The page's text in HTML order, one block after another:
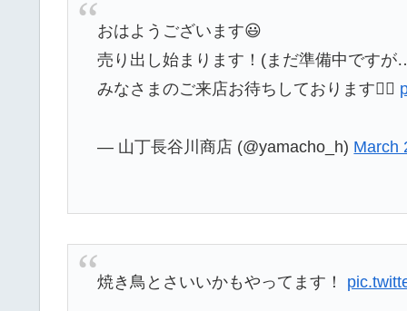
おはようございます😃
売り出し始まります！(まだ準備中です
みなさまのご来店お待ちしております🙇‍♀️
— 山丁長谷川商店 (@yamacho_h) March
焼き鳥とさいいかもやってます！